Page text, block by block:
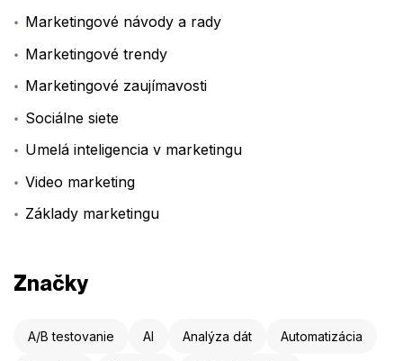
Marketingové návody a rady
Marketingové trendy
Marketingové zaujímavosti
Sociálne siete
Umelá inteligencia v marketingu
Video marketing
Základy marketingu
Značky
A/B testovanie AI Analýza dát Automatizácia